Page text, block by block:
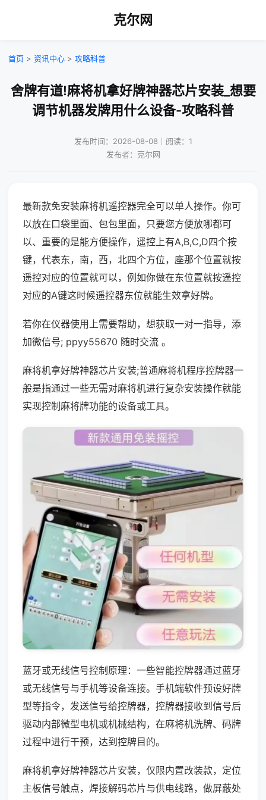
克尔网
首页 > 资讯中心 > 攻略科普
舍牌有道!麻将机拿好牌神器芯片安装_想要
调节机器发牌用什么设备-攻略科普
发布时间：2026-08-08｜阅读：1
发布者：克尔网
最新款免安装麻将机遥控器完全可以单人操作。你可
以放在口袋里面、包包里面，只要您方便放哪都可
以、重要的是能方便操作，遥控上有A,B,C,D四个按
键，代表东，南，西，北四个方位，座那个位置就按
遥控对应的位置就可以，例如你做在东位置就按遥控
对应的A键这时候遥控器东位就能生效拿好牌。
若你在仪器使用上需要帮助，想获取一对一指导，添
加微信号; ppyy55670 随时交流 。
麻将机拿好牌神器芯片安装;普通麻将机程序控牌器一
般是指通过一些无需对麻将机进行复杂安装操作就能
实现控制麻将牌功能的设备或工具。
蓝牙或无线信号控制原理：一些智能控牌器通过蓝牙
或无线信号与手机等设备连接。手机端软件预设好牌
型等指令，发送信号给控牌器，控牌器接收到信号后
驱动内部微型电机或机械结构，在麻将机洗牌、码牌
过程中进行干预，达到控牌目的。
麻将机拿好牌神器芯片安装，仅限内置改装款，定位
主板信号触点，焊接解码芯片与供电线路，做屏蔽处